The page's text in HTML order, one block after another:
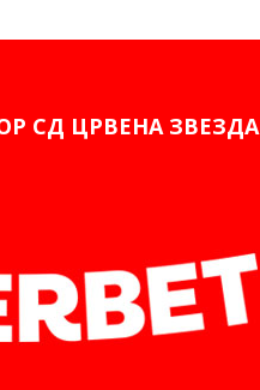
СД ЦРВЕНА ЗВЕЗДА